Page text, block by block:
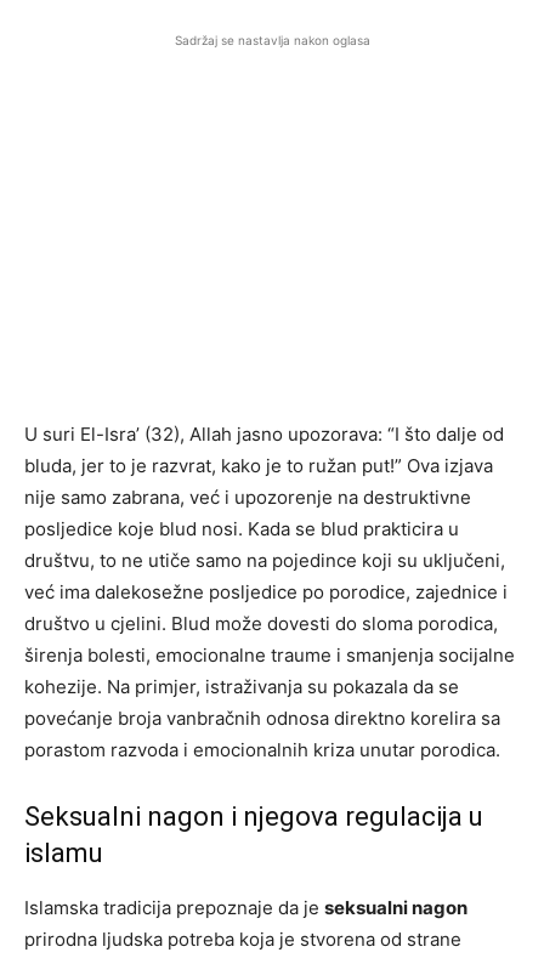
Sadržaj se nastavlja nakon oglasa
U suri El-Isra’ (32), Allah jasno upozorava: “I što dalje od
bluda, jer to je razvrat, kako je to ružan put!” Ova izjava
nije samo zabrana, već i upozorenje na destruktivne
posljedice koje blud nosi. Kada se blud prakticira u
društvu, to ne utiče samo na pojedince koji su uključeni,
već ima dalekosežne posljedice po porodice, zajednice i
društvo u cjelini. Blud može dovesti do sloma porodica,
širenja bolesti, emocionalne traume i smanjenja socijalne
kohezije. Na primjer, istraživanja su pokazala da se
povećanje broja vanbračnih odnosa direktno korelira sa
porastom razvoda i emocionalnih kriza unutar porodica.
Seksualni nagon i njegova regulacija u
islamu
Islamska tradicija prepoznaje da je seksualni nagon
prirodna ljudska potreba koja je stvorena od strane